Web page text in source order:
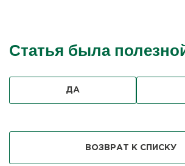
Статья была
ДА
ВОЗВРАТ К СПИСКУ